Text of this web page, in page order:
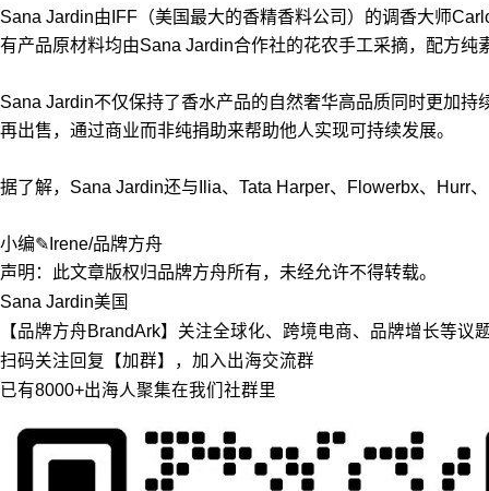
Sana Jardin由IFF（美国最大的香精香料公司）的调香大师
有产品原材料均由Sana Jardin合作社的花农手工采摘，配方
Sana Jardin不仅保持了香水产品的自然奢华高品质同时更加
再出售，通过商业而非纯捐助来帮助他人实现可持续发展。
据了解，Sana Jardin还与Ilia、Tata Harper、Flowerbx、Hurr
小编✎Irene/品牌方舟
声明：此文章版权归品牌方舟所有，未经允许不得转载。
Sana Jardin美国
【品牌方舟BrandArk】关注全球化、跨境电商、品牌增长等议
扫码关注回复【加群】，加入出海交流群
已有8000+出海人聚集在我们社群里